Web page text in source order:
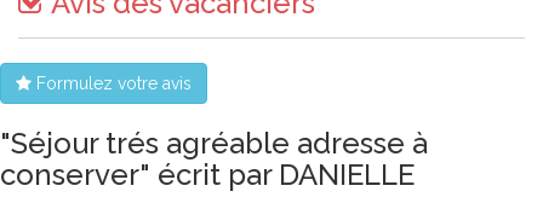
Formulez votre avis
"Séjour trés agréable adresse à
conserver" écrit par DANIELLE